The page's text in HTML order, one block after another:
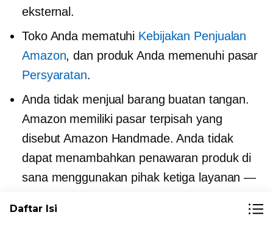
eksternal.
Toko Anda mematuhi Kebijakan Penjualan
Amazon, dan produk Anda memenuhi pasar
Persyaratan.
Anda tidak menjual barang buatan tangan.
Amazon memiliki pasar terpisah yang
disebut Amazon Handmade. Anda tidak
dapat menambahkan penawaran produk di
sana menggunakan pihak ketiga layanan —
Amazon Handmade Anda.
Daftar Isi